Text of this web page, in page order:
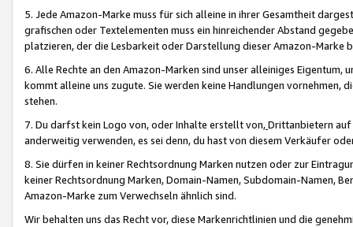
5. Jede Amazon-Marke muss für sich alleine in ihrer Gesamtheit
grafischen oder Textelementen muss ein hinreichender Abstand
platzieren, der die Lesbarkeit oder Darstellung dieser Amazon-Marke
6. Alle Rechte an den Amazon-Marken sind unser alleiniges
kommt alleine uns zugute. Sie werden keine Handlungen vornehmen,
stehen.
7. Du darfst kein Logo von, oder Inhalte erstellt von,Drittanbietern auf
anderweitig verwenden, es sei denn, du hast von diesem Verkäufer
8. Sie dürfen in keiner Rechtsordnung Marken nutzen oder zur
keiner Rechtsordnung Marken, Domain-Namen, Subdomain-Namen,
Amazon-Marke zum Verwechseln ähnlich sind.
Wir behalten uns das Recht vor, diese Markenrichtlinien und die